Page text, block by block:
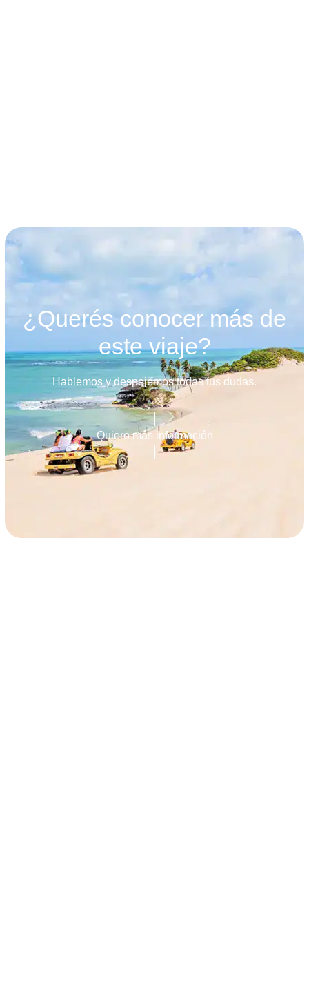
¿Querés conocer más de
este viaje?
Hablemos y despejemos todas tus dudas.
Quiero más información